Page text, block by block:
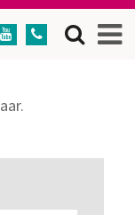
 